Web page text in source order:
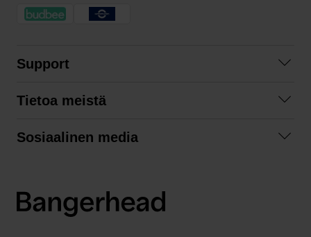
Support
Tilausehdot
Tietoa meistä
Sosiaalinen media
LinkedIn